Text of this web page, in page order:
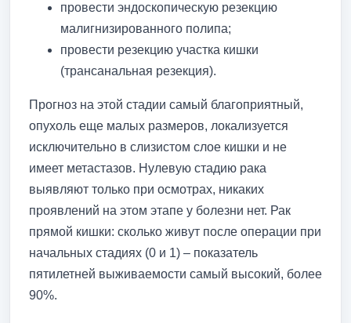
провести эндоскопическую резекцию
малигнизированного полипа;
провести резекцию участка кишки
(трансанальная резекция).
Прогноз на этой стадии самый благоприятный,
опухоль еще малых размеров, локализуется
исключительно в слизистом слое кишки и не
имеет метастазов. Нулевую стадию рака
выявляют только при осмотрах, никаких
проявлений на этом этапе у болезни нет. Рак
прямой кишки: сколько живут после операции при
начальных стадиях (0 и 1) – показатель
пятилетней выживаемости самый высокий, более
90%.